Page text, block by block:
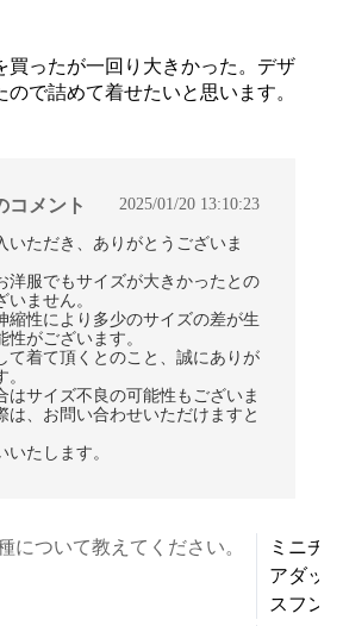
買ったが一回り大きかった。デザ
ので詰めて着せたいと思います。
コメント 2025/01/20 13:10:23
いただき、ありがとうございま
洋服でもサイズが大きかったとの
いません。
縮性により多少のサイズの差が生
性がございます。
て着て頂くとのこと、誠にありが
はサイズ不良の可能性もございま
は、お問い合わせいただけますと
いたします。
について教えてください。
ミニチ
アダッ
スフン